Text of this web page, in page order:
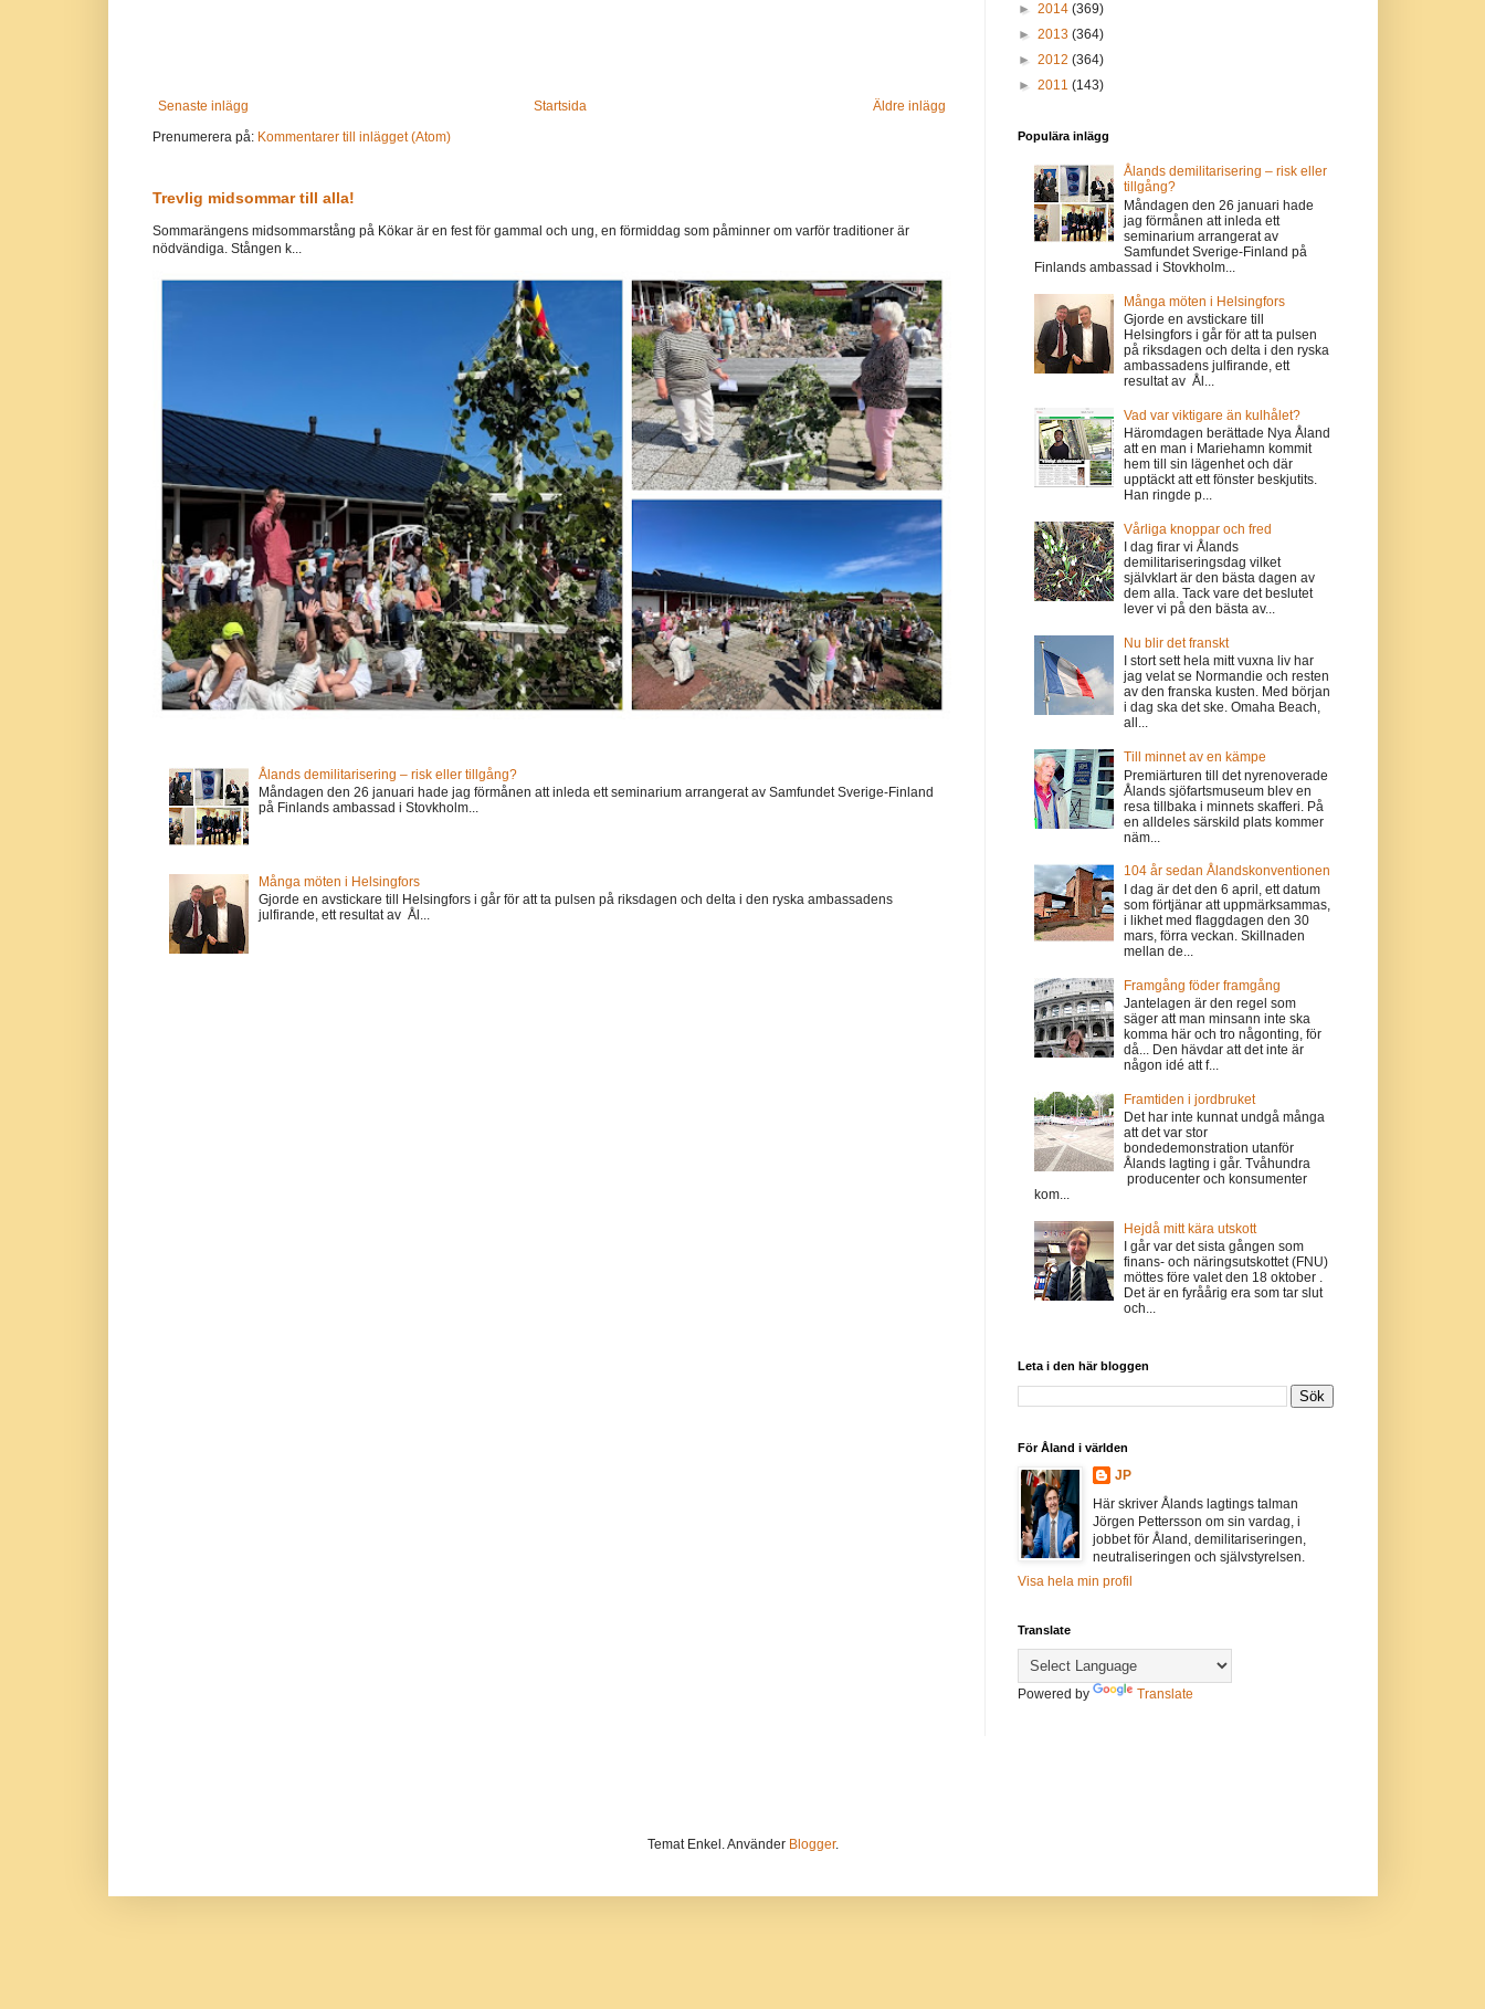
Senaste inlägg Äldre inlägg
Startsida
Prenumerera på: Kommentarer till inlägget (Atom)
Trevlig midsommar till alla!
Sommarängens midsommarstång på Kökar är en fest för gammal och ung, en förmiddag som påminner om varför traditioner är
nödvändiga. Stången k...
Ålands demilitarisering – risk eller tillgång?
Måndagen den 26 januari hade jag förmånen att inleda ett seminarium arrangerat av Samfundet Sverige-Finland
på Finlands ambassad i Stovkholm...
Många möten i Helsingfors
Gjorde en avstickare till Helsingfors i går för att ta pulsen på riksdagen och delta i den ryska ambassadens
julfirande, ett resultat av Ål...
► 2014 (369)
► 2013 (364)
► 2012 (364)
► 2011 (143)
Populära inlägg
Ålands demilitarisering – risk eller
tillgång?
Måndagen den 26 januari hade
jag förmånen att inleda ett
seminarium arrangerat av
Samfundet Sverige-Finland på
Finlands ambassad i Stovkholm...
Många möten i Helsingfors
Gjorde en avstickare till
Helsingfors i går för att ta pulsen
på riksdagen och delta i den ryska
ambassadens julfirande, ett
resultat av Ål...
Vad var viktigare än kulhålet?
Häromdagen berättade Nya Åland
att en man i Mariehamn kommit
hem till sin lägenhet och där
upptäckt att ett fönster beskjutits.
Han ringde p...
Vårliga knoppar och fred
I dag firar vi Ålands
demilitariseringsdag vilket
självklart är den bästa dagen av
dem alla. Tack vare det beslutet
lever vi på den bästa av...
Nu blir det franskt
I stort sett hela mitt vuxna liv har
jag velat se Normandie och resten
av den franska kusten. Med början
i dag ska det ske. Omaha Beach,
all...
Till minnet av en kämpe
Premiärturen till det nyrenoverade
Ålands sjöfartsmuseum blev en
resa tillbaka i minnets skafferi. På
en alldeles särskild plats kommer
näm...
104 år sedan Ålandskonventionen
I dag är det den 6 april, ett datum
som förtjänar att uppmärksammas,
i likhet med flaggdagen den 30
mars, förra veckan. Skillnaden
mellan de...
Framgång föder framgång
Jantelagen är den regel som
säger att man minsann inte ska
komma här och tro någonting, för
då... Den hävdar att det inte är
någon idé att f...
Framtiden i jordbruket
Det har inte kunnat undgå många
att det var stor
bondedemonstration utanför
Ålands lagting i går. Tvåhundra
producenter och konsumenter
kom...
Hejdå mitt kära utskott
I går var det sista gången som
finans- och näringsutskottet (FNU)
möttes före valet den 18 oktober .
Det är en fyråårig era som tar slut
och...
Leta i den här bloggen
För Åland i världen
JP
Här skriver Ålands lagtings talman
Jörgen Pettersson om sin vardag, i
jobbet för Åland, demilitariseringen,
neutraliseringen och självstyrelsen.
Visa hela min profil
Translate
Powered by Translate
Temat Enkel. Använder Blogger.